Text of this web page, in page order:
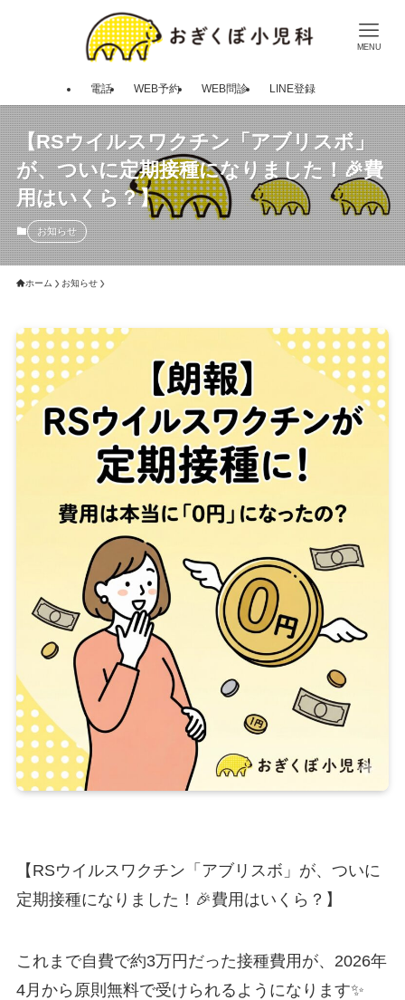
MENU
電話 WEB予約 WEB問診 LINE登録
【RSウイルスワクチン「アブリスボ」
が、ついに定期接種になりました！🎉費
用はいくら？】
お知らせ
ホーム お知らせ
【RSウイルスワクチン「アブリスボ」が、ついに
定期接種になりました！🎉費用はいくら？】
これまで自費で約3万円だった接種費用が、2026年
4月から原則無料で受けられるようになります✨